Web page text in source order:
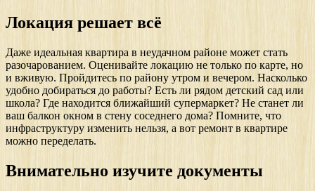
Локация решает всё
Даже идеальная квартира в неудачном районе может стать
разочарованием. Оценивайте локацию не только по карте, но
и вживую. Пройдитесь по району утром и вечером. Насколько
удобно добираться до работы? Есть ли рядом детский сад или
школа? Где находится ближайший супермаркет? Не станет ли
ваш балкон окном в стену соседнего дома? Помните, что
инфраструктуру изменить нельзя, а вот ремонт в квартире
можно переделать.
Внимательно изучите документы